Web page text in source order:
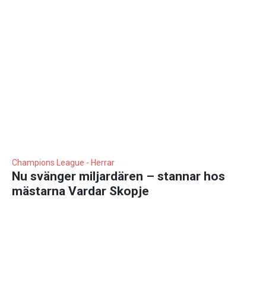
Champions League - Herrar
Nu svänger miljardären – stannar hos
mästarna Vardar Skopje